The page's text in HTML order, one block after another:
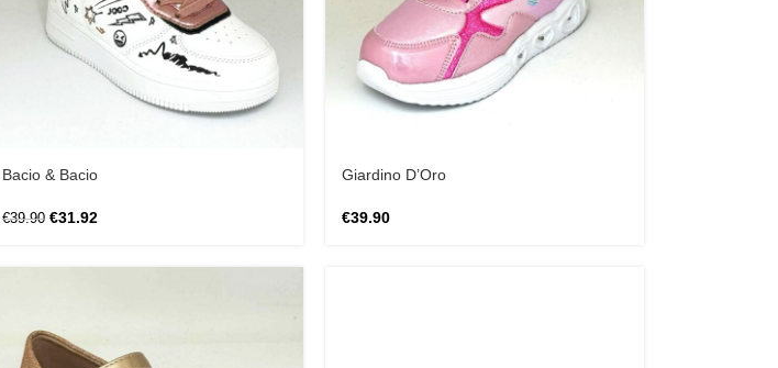
Bacio & Bacio
€39.90 €31.92
Giardino D’Oro
€39.90